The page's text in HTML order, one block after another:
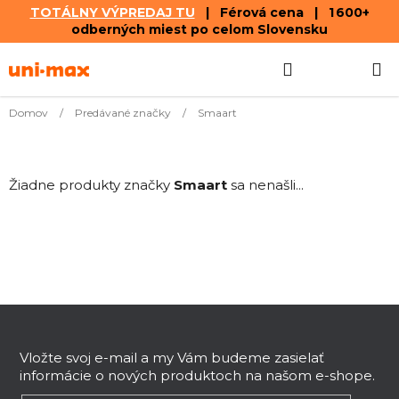
TOTÁLNY VÝPREDAJ TU | Férová cena | 1 600+
odberných miest po celom Slovensku
na
KOŠÍK
Domov / Predávané značky / Smaart
Žiadne produkty značky Smaart sa nenašli...
Vložte svoj e-mail a my Vám budeme zasielať
informácie o nových produktoch na našom e-shope.